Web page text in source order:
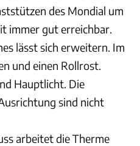
des Mondial um
immer gut erreichbar.
lässt sich erweitern. Im
und einen Rollrost.
Hauptlicht. Die
sind nicht
arbeitet die Therme